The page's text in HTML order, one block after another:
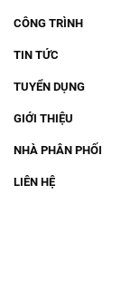
CÔNG TRÌNH
TIN TỨC
TUYỂN DỤNG
GIỚI THIỆU
NHÀ PHÂN PHỐI
LIÊN HỆ